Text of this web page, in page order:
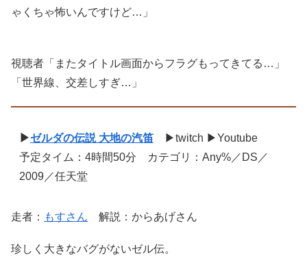
ゃくちゃ怖いんですけど…」
視聴者「またタイトル画面からフラグもってきてる…」
「世界線、交差しすぎ…」
▶ゼルダの伝説 大地の汽笛
▶twitch ▶Youtube
予定タイム：4時間50分 カテゴリ：Any%／DS／
2009／任天堂
走者： もすさん 解説：からあげさん
珍しく大きなバグがないゼル伝。